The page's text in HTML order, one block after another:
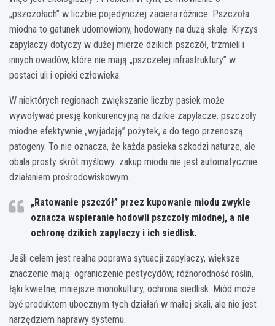
„pszczołach” w liczbie pojedynczej zaciera różnice. Pszczoła
miodna to gatunek udomowiony, hodowany na dużą skalę. Kryzys
zapylaczy dotyczy w dużej mierze dzikich pszczół, trzmieli i
innych owadów, które nie mają „pszczelej infrastruktury” w
postaci uli i opieki człowieka.
W niektórych regionach zwiększanie liczby pasiek może
wywoływać presję konkurencyjną na dzikie zapylacze: pszczoły
miodne efektywnie „wyjadają” pożytek, a do tego przenoszą
patogeny. To nie oznacza, że każda pasieka szkodzi naturze, ale
obala prosty skrót myślowy: zakup miodu nie jest automatycznie
działaniem prośrodowiskowym.
„Ratowanie pszczół” przez kupowanie miodu zwykle
oznacza wspieranie hodowli pszczoły miodnej, a nie
ochronę dzikich zapylaczy i ich siedlisk.
Jeśli celem jest realna poprawa sytuacji zapylaczy, większe
znaczenie mają: ograniczenie pestycydów, różnorodność roślin,
łąki kwietne, mniejsze monokultury, ochrona siedlisk. Miód może
być produktem ubocznym tych działań w małej skali, ale nie jest
narzędziem naprawy systemu.